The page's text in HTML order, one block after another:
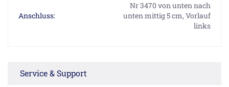
Anschluss:
Nr 3470 von unten nach
unten mittig 5 cm, Vorlauf
links
Service & Support